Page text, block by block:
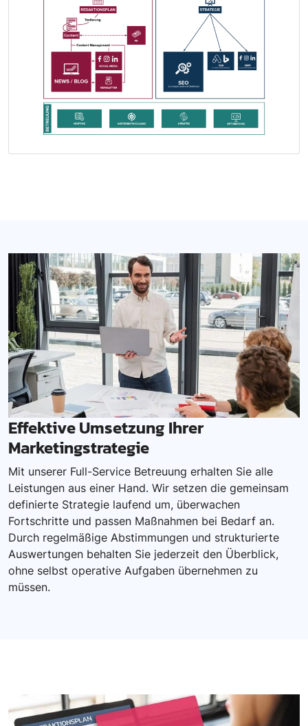
Effektive Umsetzung Ihrer
Marketingstrategie
Mit unserer Full-Service Betreuung erhalten Sie alle
Leistungen aus einer Hand. Wir setzen die gemeinsam
definierte Strategie laufend um, überwachen
Fortschritte und passen Maßnahmen bei Bedarf an.
Durch regelmäßige Abstimmungen und strukturierte
Auswertungen behalten Sie jederzeit den Überblick,
ohne selbst operative Aufgaben übernehmen zu
müssen.